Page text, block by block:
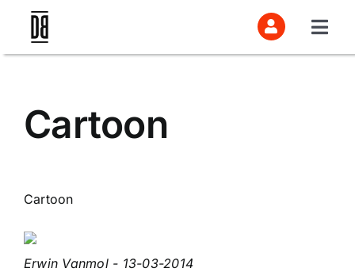
content
Cartoon
Cartoon
Erwin Vanmol - 13-03-2014